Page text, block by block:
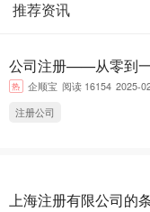
推荐资讯
公司注册——从零到
热 企顺宝 阅读 16154 2025-
注册公司
上海注册有限公司的